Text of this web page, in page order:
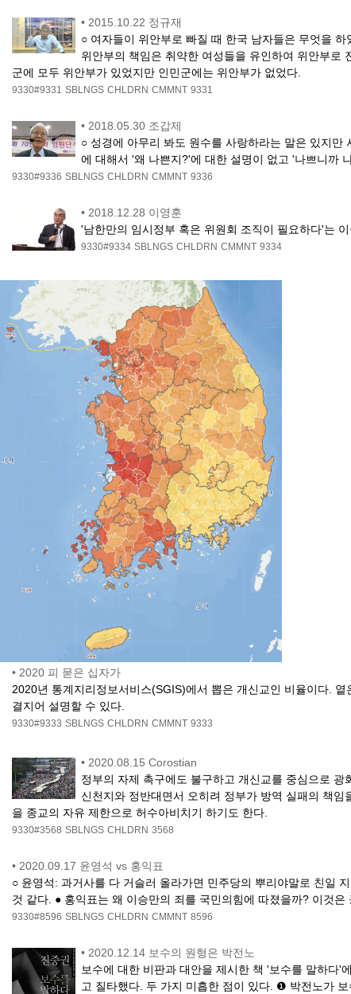
• 2015.10.22 정규재
○ 여자들이 위안부로 빠질 때 한국 남자들은 무엇을
위안부의 책임은 취약한 여성들을 유인하여 위안부로
군에 모두 위안부가 있었지만 인민군에는 위안부가 없었다.
9330#9331 SBLNGS CHLDRN CMMNT 9331
• 2018.05.30 조갑제
○ 성경에 아무리 봐도 원수를 사랑하라는 말은 있지
에 대해서 '왜 나쁜지?'에 대한 설명이 없고 '나쁘니까
9330#9336 SBLNGS CHLDRN CMMNT 9336
• 2018.12.28 이영훈
'남한만의 임시정부 혹은 위원회 조직이 필요하다'는
9330#9334 SBLNGS CHLDRN CMMNT 9334
• 2020 피 묻은 십자가
2020년 통계지리정보서비스(SGIS)에서 뽑은 개신교인 비율이다.
결지어 설명할 수 있다.
9330#9333 SBLNGS CHLDRN CMMNT 9333
• 2020.08.15 Corostian
정부의 자제 촉구에도 불구하고 개신교를 중심으로
신천지와 정반대면서 오히려 정부가 방역 실패의 책
을 종교의 자유 제한으로 허수아비치기 하기도 한다.
9330#3568 SBLNGS CHLDRN 3568
• 2020.09.17 윤영석 vs 홍익표
○ 윤영석: 과거사를 다 거슬러 올라가면 민주당의 뿌리야말로 친일
것 같다. ● 홍익표는 왜 이승만의 죄를 국민의힘에 따졌을까? 이것
9330#8596 SBLNGS CHLDRN CMMNT 8596
• 2020.12.14 보수의 원형은 박전노
보수에 대한 비판과 대안을 제시한 책 '보수를 말하다'
고 질타했다. 두 가지 미흡한 점이 있다. ❶ 박전노가